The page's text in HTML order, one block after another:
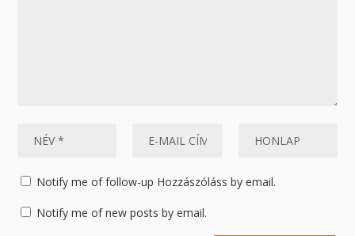
Notify me of follow-up Hozzászóláss by email.
Notify me of new posts by email.